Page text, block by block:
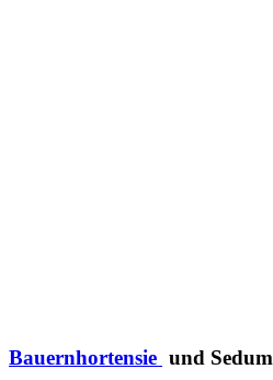
Bauernhortensie und Sedum